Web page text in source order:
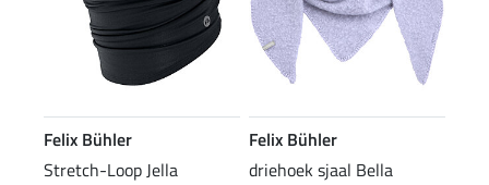
Felix Bühler
Stretch-Loop Jella
Felix Bühler
driehoek sjaal Bella